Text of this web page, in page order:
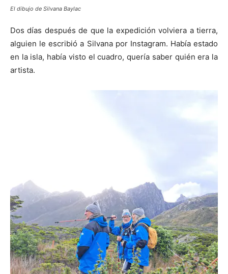
El dibujo de Silvana Baylac
Dos días después de que la expedición volviera a tierra,
alguien le escribió a Silvana por Instagram. Había estado
en la isla, había visto el cuadro, quería saber quién era la
artista.